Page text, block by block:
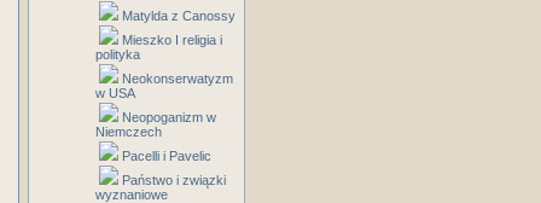
Matylda z Canossy
Mieszko I religia i
polityka
Neokonserwatyzm
w USA
Neopoganizm w
Niemczech
Pacelli i Pavelic
Państwo i związki
wyznaniowe